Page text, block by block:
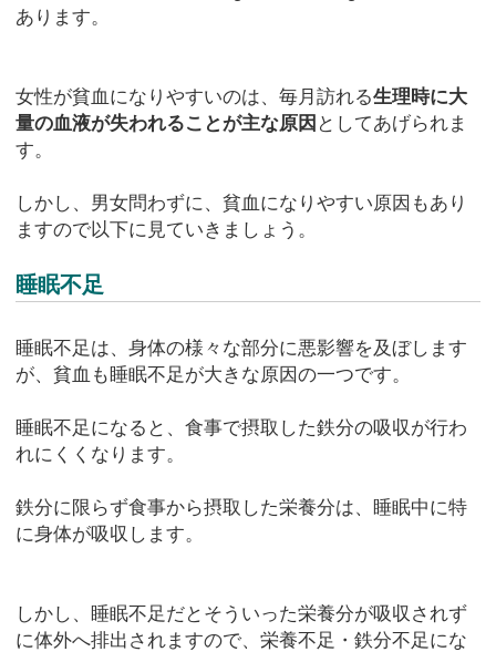
あります。
女性が貧血になりやすいのは、毎月訪れる生理時に大
量の血液が失われることが主な原因 としてあげられま
す。
しかし、男女問わずに、貧血になりやすい原因もあり
ますので以下に見ていきましょう。
睡眠不足
睡眠不足は、身体の様々な部分に悪影響を及ぼします
が、貧血も睡眠不足が大きな原因の一つです。
睡眠不足になると、食事で摂取した鉄分の吸収が行わ
れにくくなります。
鉄分に限らず食事から摂取した栄養分は、睡眠中に特
に身体が吸収します。
しかし、睡眠不足だとそういった栄養分が吸収されず
に体外へ排出されますので、栄養不足・鉄分不足にな